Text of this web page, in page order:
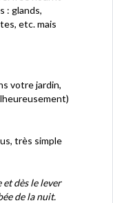
: glands,
etc. mais
votre jardin,
très simple
et dès le lever
de la nuit.